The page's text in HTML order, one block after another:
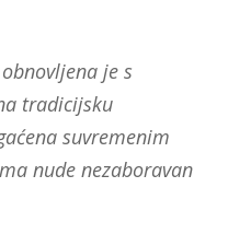
je s
tradicijsku
suvremenim
nude nezaboravan